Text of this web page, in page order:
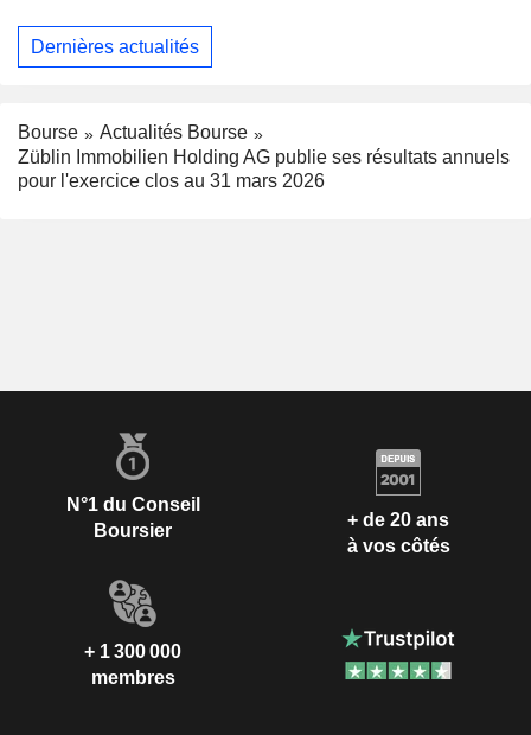
Dernières actualités
Bourse
Actualités Bourse
Züblin Immobilien Holding AG publie ses résultats annuels
pour l'exercice clos au 31 mars 2026
N°1 du Conseil
Boursier
+ de 20 ans
à vos côtés
+ 1 300 000
membres